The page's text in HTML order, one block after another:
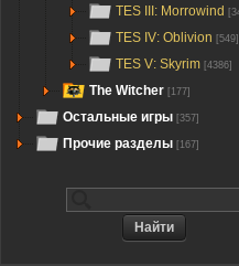
TES III: Morrowind
TES IV: Oblivion [549]
TES V: Skyrim [4386]
The Witcher [177]
Остальные игры [357]
Прочие разделы [167]